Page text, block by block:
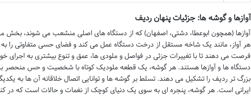
آوازها و گوشه ها: جزئیات پنهان ردیف
آوازها (همچون ابوعطا، دشتی، اصفهان) که از دستگاه های اصلی منشعب می شوند، بخش
هر آواز، مانند یک شاخه مستقل از درخت دستگاه عمل می کند و فضای حسی متفاوتی را به
فرصت می دهند تا با تغییرات جزئی در فواصل و ملودی ها، عمق و تنوع بیشتری به اجرای
دستگاه ها و آوازها هستند. هر گوشه، یک قطعه ملودیک کوتاه با شخصیت و حس منحصر
بزرگ تر ردیف را تشکیل می دهند. تسلط بر گوشه ها و توانایی اتصال خلاقانه آن ها به
ایرانی است. هر گوشه، پنجره ای به سوی یک دنیای کوچک از نغمات و حالات است که در